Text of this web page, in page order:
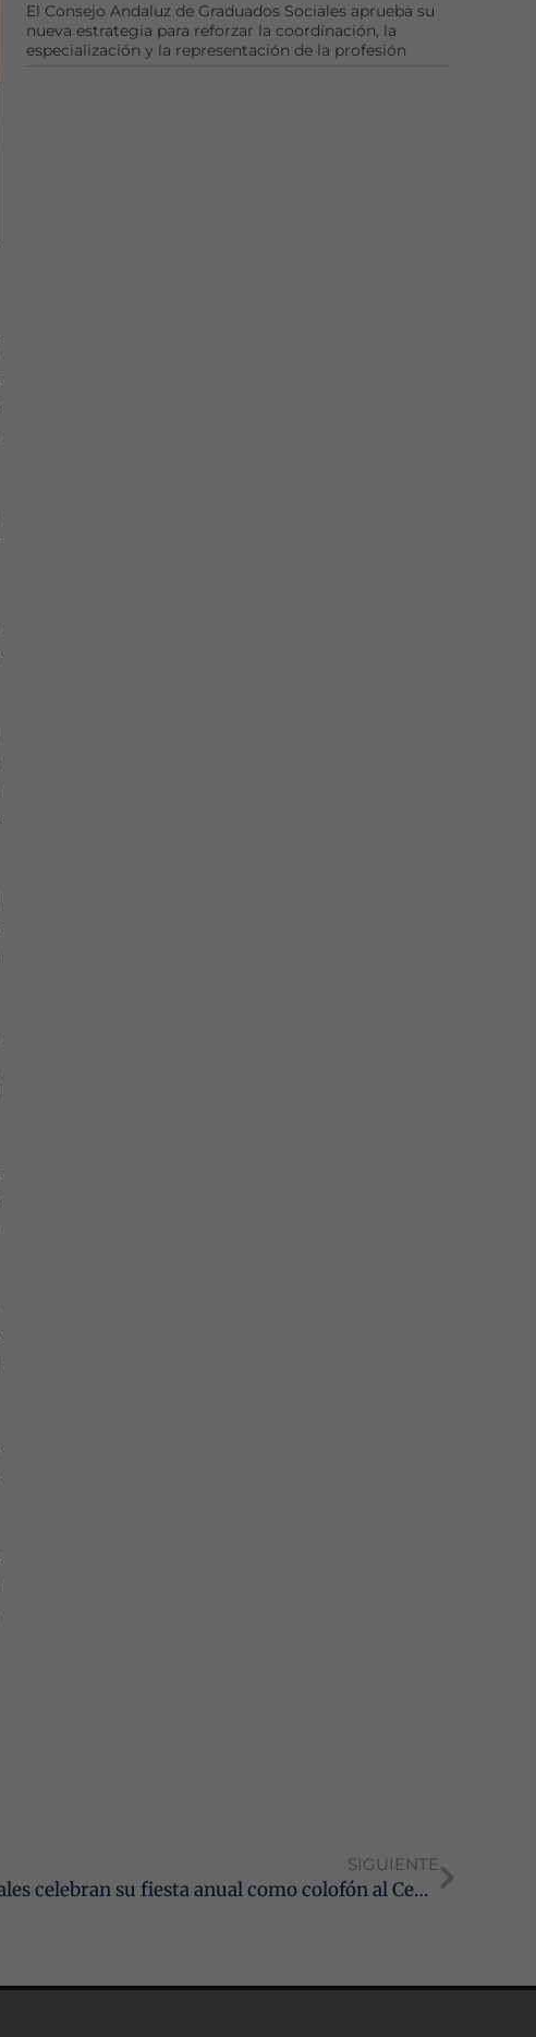
El Consejo Andaluz de Graduados Sociales aprueba su
nueva estrategia para reforzar la coordinación, la
especialización y la representación de la profesión
SIGUIENTE
Cádiz: Los graduados sociales celebran su fiesta anual como colofón al Centenario de la profesión